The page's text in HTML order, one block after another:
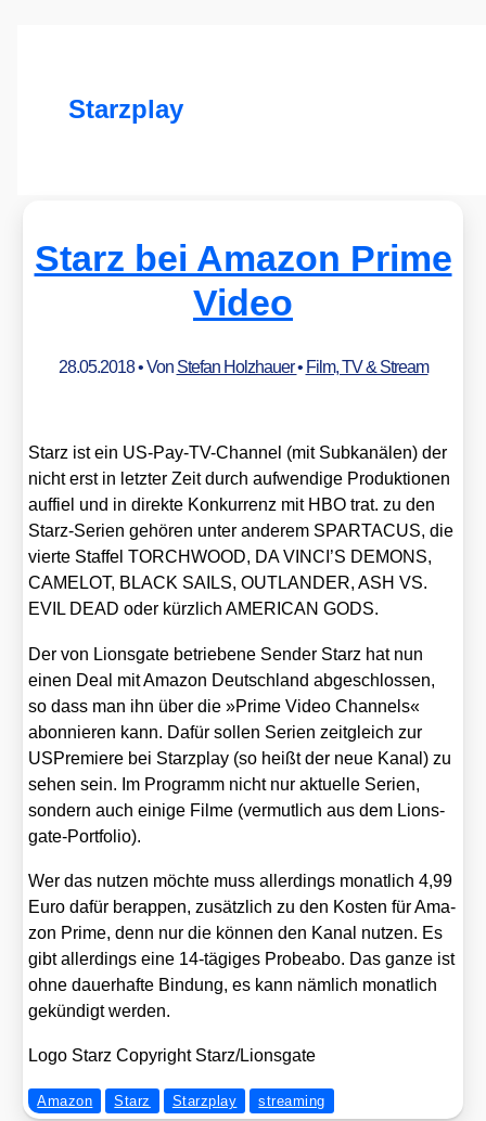
Starzplay
Starz bei Amazon Prime
Video
28.05.2018• Von Stefan Holzhauer• Film, TV & Stream
Starz ist ein US-Pay-TV-Chan­nel (mit Sub­ka­nä­len) der
nicht erst in letz­ter Zeit durch auf­wen­di­ge Pro­duk­tio­nen
auf­fiel und in direk­te Kon­kur­renz mit HBO trat. zu den
Starz-Seri­en gehö­ren unter ande­rem SPARTACUS, die
vier­te Staf­fel TORCHWOOD, DA VINCI’S DEMONS,
CAMELOT, BLACK SAILS, OUTLANDER, ASH VS.
EVIL DEAD oder kürz­lich AMERICAN GODS.
Der von Lions­gate betrie­be­ne Sen­der Starz hat nun
einen Deal mit Ama­zon Deutsch­land abge­schlos­sen,
so dass man ihn über die »Prime Video Chan­nels«
abon­nie­ren kann. Dafür sol­len Seri­en zeit­gleich zur
USPre­mie­re bei Starz­play (so heißt der neue Kanal) zu
sehen sein. Im Pro­gramm nicht nur aktu­el­le Seri­en,
son­dern auch eini­ge Fil­me (ver­mut­lich aus dem Lions­
gate-Port­fo­lio).
Wer das nut­zen möch­te muss aller­dings monat­lich 4,99
Euro dafür berap­pen, zusätz­lich zu den Kos­ten für Ama­
zon Prime, denn nur die kön­nen den Kanal nut­zen. Es
gibt aller­dings eine 14-tägi­ges Pro­be­abo. Das gan­ze ist
ohne dau­er­haf­te Bin­dung, es kann näm­lich monat­lich
gekün­digt wer­den.
Logo Starz Copy­right Starz/​Lionsgate
Amazon Starz Starzplay streaming